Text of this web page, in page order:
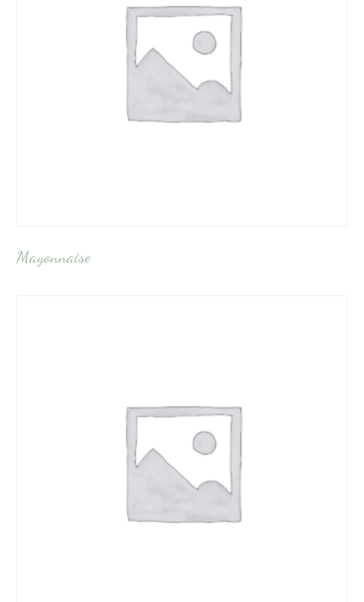
Mayonnaise